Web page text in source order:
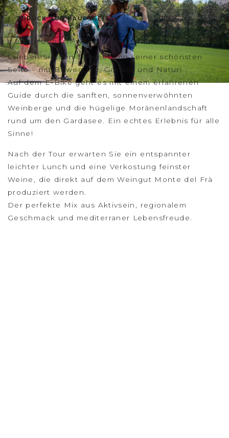
ZURÜCK ZUR HAUPTSEITE
E-BIKE-TOUR MIT WEINKELLER-LUNCH
Erleben Sie den Sommer von seiner schönsten
Seite – mit Bewegung, Genuss und Natur!
Auf dem E-Bike geht es mit einem erfahrenen
Guide durch die sanften, sonnenverwöhnten
Weinberge und die hügelige Moränenlandschaft
rund um den Gardasee. Ein echtes Erlebnis für alle
Sinne!
Nach der Tour erwarten Sie ein entspannter
leichter Lunch und eine Verkostung feinster
Weine, die direkt auf dem Weingut Monte del Frà
produziert werden.
Der perfekte Mix aus Aktivsein, regionalem
Geschmack und mediterraner Lebensfreude.